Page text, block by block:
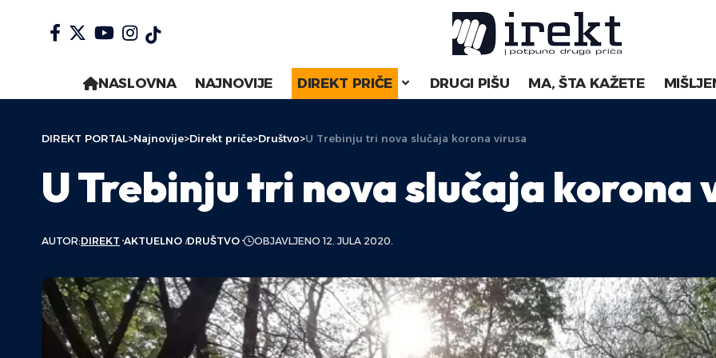
NASLOVNA NAJNOVIJE DIREKT PRIČE DRUGI PIŠU MA, ŠTA KAŽETE
DIREKT PORTAL>Najnovije>Direkt priče>Društvo>U Trebinju tri nova slučaja korona virusa
U Trebinju tri nova slučaja korona
AUTOR:DIREKT AKTUELNO DRUŠTVO OBJAVLJENO 12. JULA 2020.